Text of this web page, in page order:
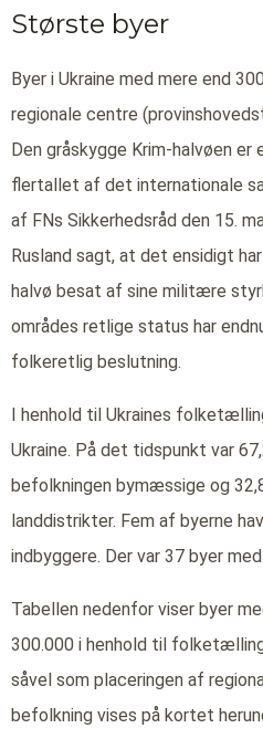
Største byer
Byer i Ukraine med mere end
regionale centre
Den gråskygge Krim-halvøen er
flertallet af det internationale
af FNs Sikkerhedsråd den 15.
Rusland sagt, at det ensidigt
halvø besat af sine militære
områdes retlige status har
folkeretlig beslutning.
I henhold til Ukraines
Ukraine. På det tidspunkt var
befolkningen bymæssige og
landdistrikter. Fem af byerne
indbyggere. Der var 37 byer
Tabellen nedenfor viser byer
300.000 i henhold til
såvel som placeringen af
befolkning vises på kortet